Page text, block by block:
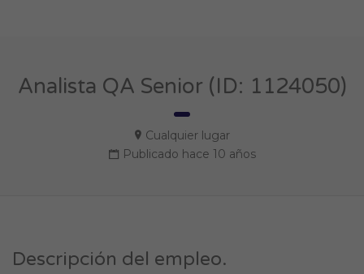
Analista QA Senior (ID: 1124050)
Cualquier lugar
Publicado hace 10 años
Descripción del empleo.